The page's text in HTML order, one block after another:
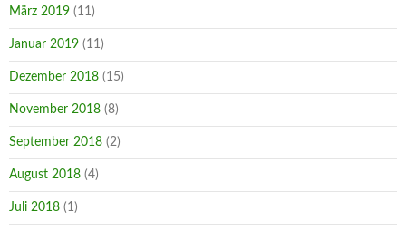
März 2019 (11)
Januar 2019 (11)
Dezember 2018 (15)
November 2018 (8)
September 2018 (2)
August 2018 (4)
Juli 2018 (1)